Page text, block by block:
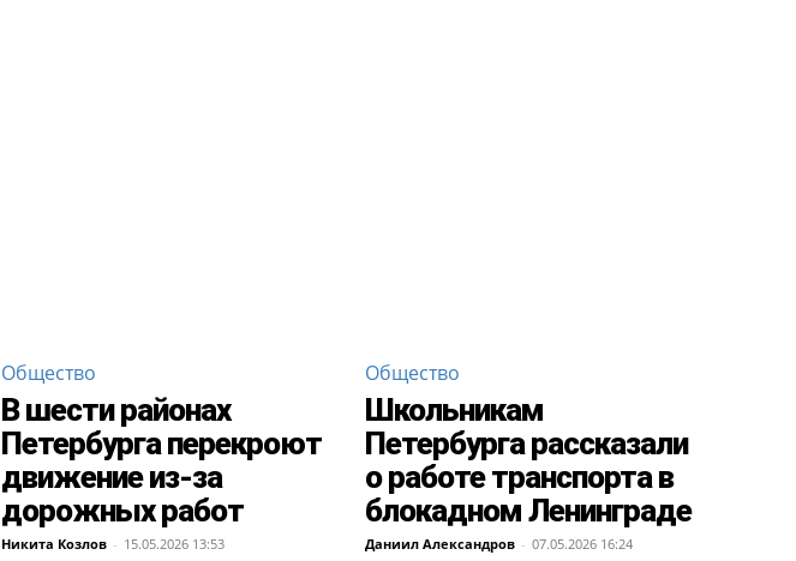
Общество
В шести районах
Петербурга перекроют
движение из-за
дорожных работ
Никита Козлов - 15.05.2026 13:53
Общество
Школьникам
Петербурга рассказали
о работе транспорта в
блокадном Ленинграде
Даниил Александров - 07.05.2026 16:24